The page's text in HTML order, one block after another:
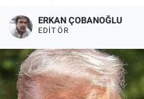
ERKAN ÇOBANOĞLU
EDITÖR